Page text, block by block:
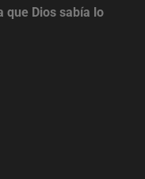
que Dios sabía lo